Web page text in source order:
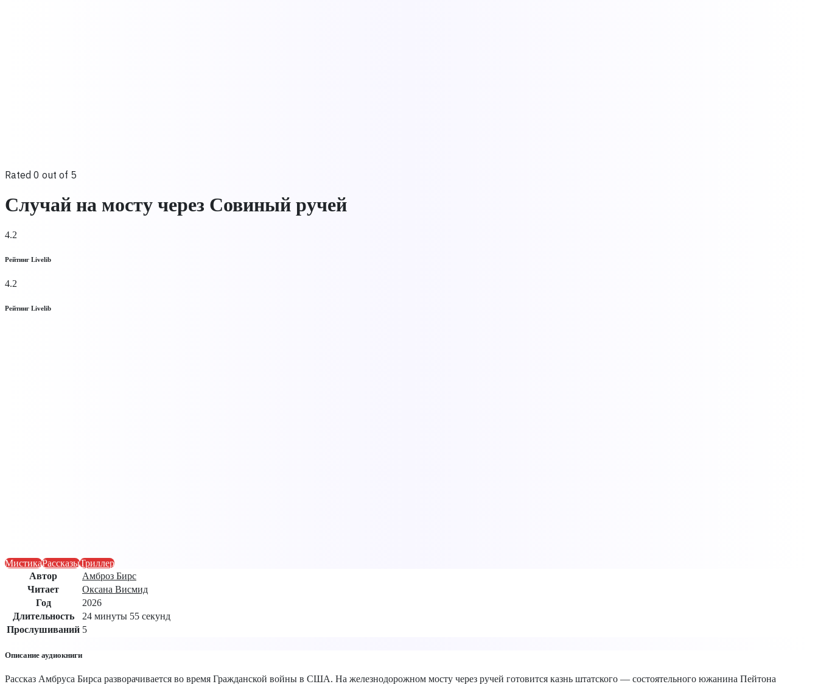
Rated 0 out of 5
Случай на мосту через Совиный ручей
4.2
Рейтинг Livelib
4.2
Рейтинг Livelib
МистикаРассказыТриллер
Автор
Амброз Бирс
Читает
Оксана Висмид
Год
2026
Длительность
24 минуты 55 секунд
Прослушиваний 5
Описание аудиокниги
Рассказ Амбруса Бирса разворачивается во время Гражданской войны в США. На железнодорожном мосту через ручей готовится казнь штатского — состоятельного южанина Пейтона